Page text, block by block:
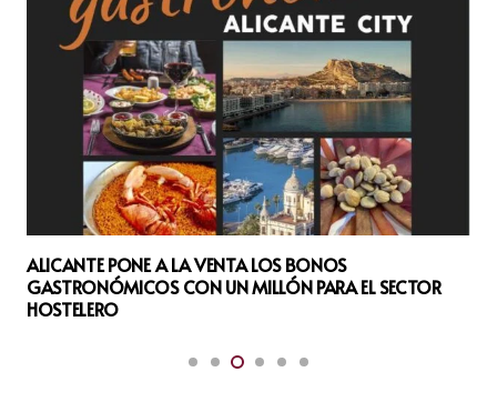
ALICANTE PONE A LA VENTA LOS BONOS
GASTRONÓMICOS CON UN MILLÓN PARA EL SECTOR
HOSTELERO